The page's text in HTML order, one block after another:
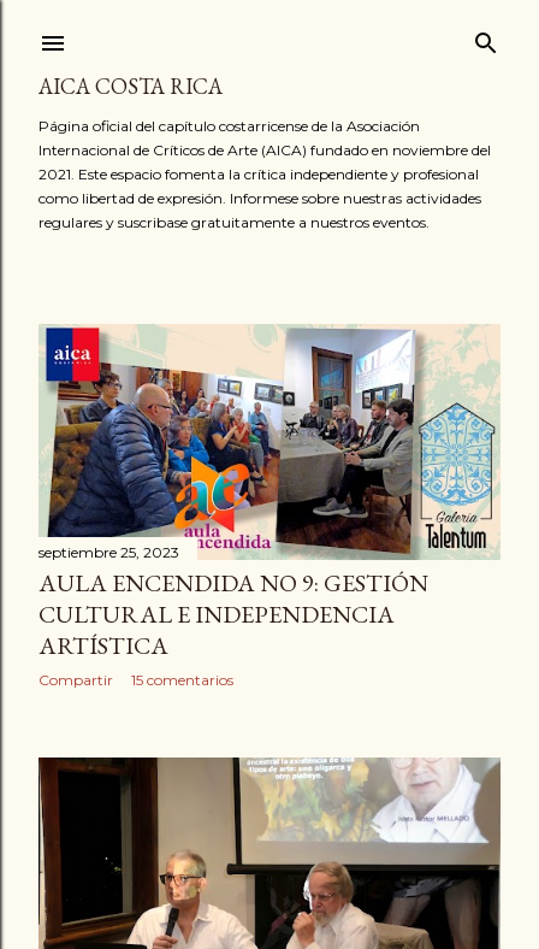
AICA COSTA RICA
Página oficial del capítulo costarricense de la Asociación
Internacional de Críticos de Arte (AICA) fundado en noviembre del
2021. Este espacio fomenta la crítica independiente y profesional
como libertad de expresión. Informese sobre nuestras actividades
regulares y suscribase gratuitamente a nuestros eventos.
E
n
t
r
a
d
a
septiembre 25, 2023
AULA ENCENDIDA NO 9: GESTIÓN
CULTURAL E INDEPENDENCIA
ARTÍSTICA
Compartir 15 comentarios